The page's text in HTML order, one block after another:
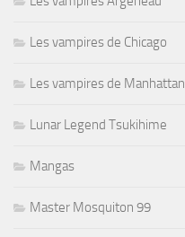
Les vampires de Chicago
Les vampires de Manhattan
Lunar Legend Tsukihime
Mangas
Master Mosquiton 99